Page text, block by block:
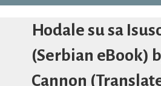
Hodale su sa
(Serbian eBook)
Cannon